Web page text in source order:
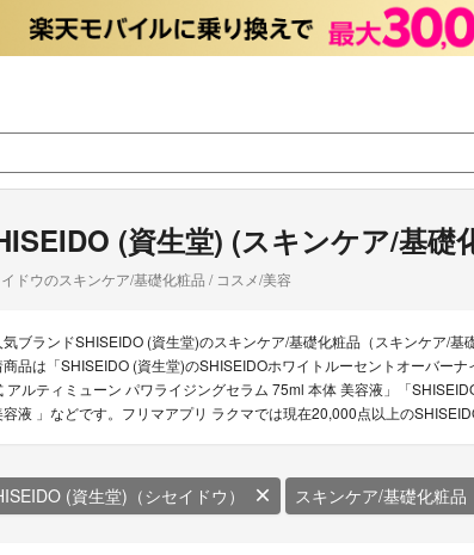
(資生堂) (スキンケア/基礎
ドウのスキンケア/基礎化粧品 / コスメ/美容
気ブランドSHISEIDO (資生堂)のスキンケア/基礎化粧品（スキンケア/
商品は「SHISEIDO (資生堂)のSHISEIDOホワイトルーセントオーバ
アルティミューン パワライジングセラム 75ml 本体 美容液」「
容液 」などです。フリマアプリ ラクマでは現在20,000点以上の
(資生堂)（シセイドウ） スキンケア/基礎化粧品